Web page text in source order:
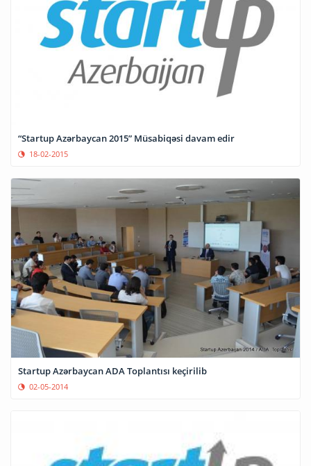
“Startup Azərbaycan 2015” Müsabiqəsi davam edir
18-02-2015
Startup Azərbaycan ADA Toplantısı keçirilib
02-05-2014